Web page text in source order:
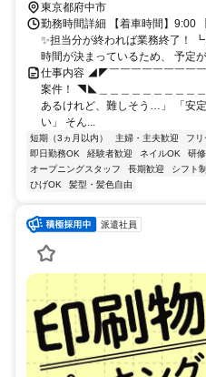
東京都府中市
勤務時間詳細 【着車時間】9:00
✨担当分が終われば業務終了！
時間が決まっているため、 予定
仕事内容 ◢◤￣￣￣￣￣￣￣￣
案件！ ◥◣＿＿＿＿＿＿＿＿＿
あるけれど、難しそう…」 「安
い」 そん...
短期（3ヵ月以内） 主婦・主夫歓迎 フ
即日勤務OK
経験者歓迎 ネイルOK 研
オープニングスタッフ
長期歓迎 シフト制
ひげOK
髪型・髪色自由
派遣社員